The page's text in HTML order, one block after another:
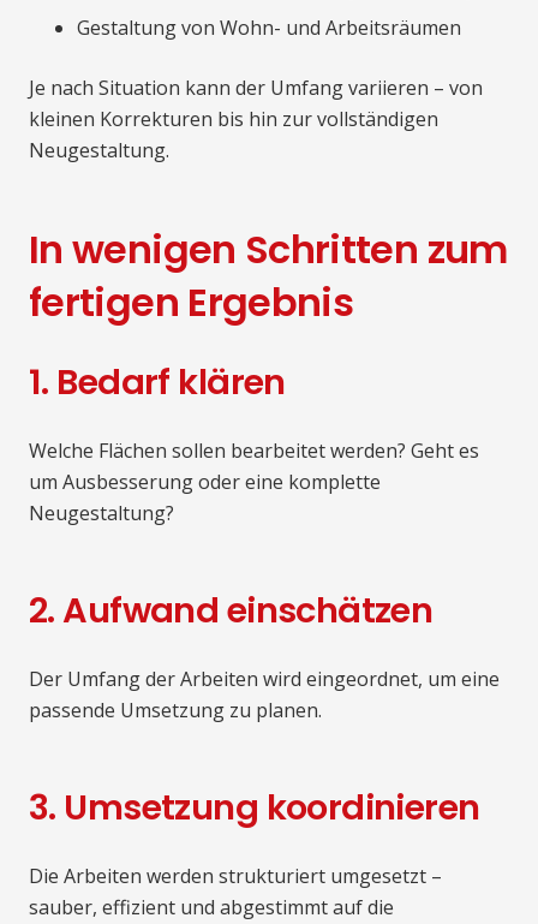
Gestaltung von Wohn- und Arbeitsräumen
Je nach Situation kann der Umfang variieren – von
kleinen Korrekturen bis hin zur vollständigen
Neugestaltung.
In wenigen Schritten zum
fertigen Ergebnis
1. Bedarf klären
Welche Flächen sollen bearbeitet werden? Geht es
um Ausbesserung oder eine komplette
Neugestaltung?
2. Aufwand einschätzen
Der Umfang der Arbeiten wird eingeordnet, um eine
passende Umsetzung zu planen.
3. Umsetzung koordinieren
Die Arbeiten werden strukturiert umgesetzt –
sauber, effizient und abgestimmt auf die